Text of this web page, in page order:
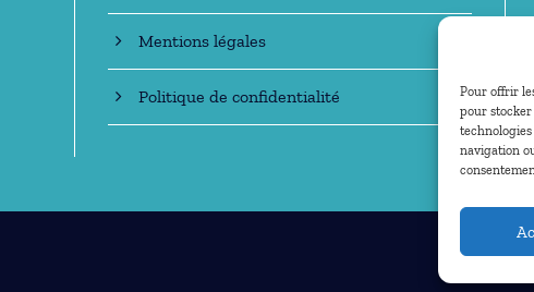
Pour offrir
pour
navigation
Mentions légales
Politique de confidentialité